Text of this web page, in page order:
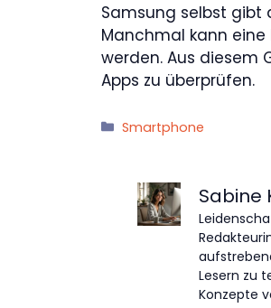
Samsung selbst gibt
Manchmal kann
werden. Aus diesem
Apps zu überprüfen.
Kategorien
Smartphone
Sabine
Lesern zu
Konzepte